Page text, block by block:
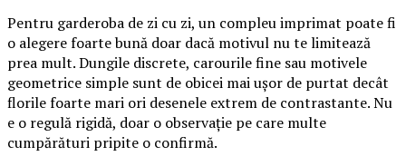
Pentru garderoba de zi cu zi, un compleu imprimat poate fi
o alegere foarte bună doar dacă motivul nu te limitează
prea mult. Dungile discrete, carourile fine sau motivele
geometrice simple sunt de obicei mai ușor de purtat decât
florile foarte mari ori desenele extrem de contrastante. Nu
e o regulă rigidă, doar o observație pe care multe
cumpărături pripite o confirmă.